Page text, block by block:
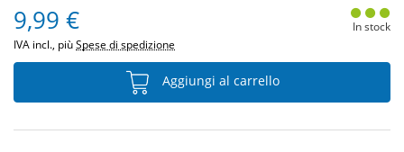
9,99 €
IVA incl., piùSpese di spedizione
In stock
Aggiungi al carrello